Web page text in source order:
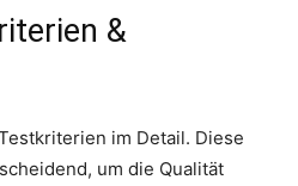
&
im Detail. Diese
um die Qualität